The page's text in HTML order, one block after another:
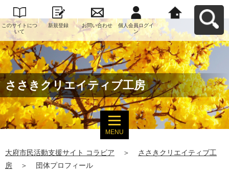
このサイトにつ
いて
新規登録 お問い合わせ
個人会員ログイ
ン
大府市民活動支
援サイト コラビ
アへ戻る
ささきクリエイティブ工房
MENU
大府市民活動支援サイト コラビア ＞
ささきクリエイティブ工
房
＞ 団体プロフィール